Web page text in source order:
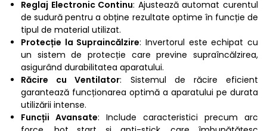
Reglaj Electronic Continu: Ajustează automat curentul
de sudură pentru a obține rezultate optime în funcție de
tipul de material utilizat.
Protecție la Supraincălzire: Invertorul este echipat cu
un sistem de protecție care previne supraîncălzirea,
asigurând durabilitatea aparatului.
Răcire cu Ventilator: Sistemul de răcire eficient
garantează funcționarea optimă a aparatului pe durata
utilizării intense.
Funcții Avansate: Include caracteristici precum arc